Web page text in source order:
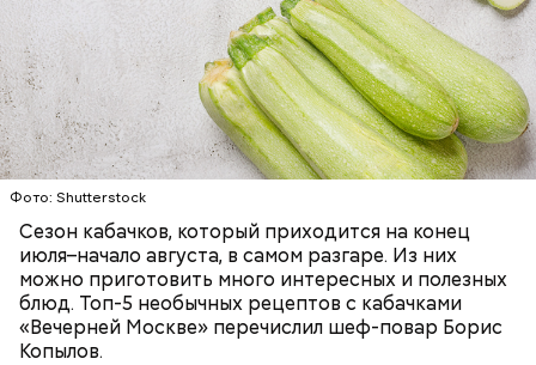
Фото: Shutterstock
Сезон кабачков, который приходится на конец
июля–начало августа, в самом разгаре. Из них
можно приготовить много интересных и полезных
блюд. Топ-5 необычных рецептов с кабачками
«Вечерней Москве» перечислил шеф-повар Борис
Копылов.
ЕДА ОВОЩИ РЕЦЕПТЫ